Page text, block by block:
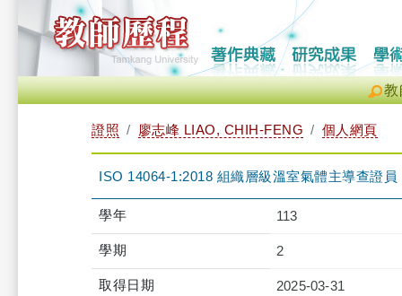
教
證照 廖志峰 LIAO, CHIH-FENG 個人網頁
ISO 14064-1:2018 組織層級溫室氣體主導查證員
學年 113
學期 2
取得日期 2025-03-31